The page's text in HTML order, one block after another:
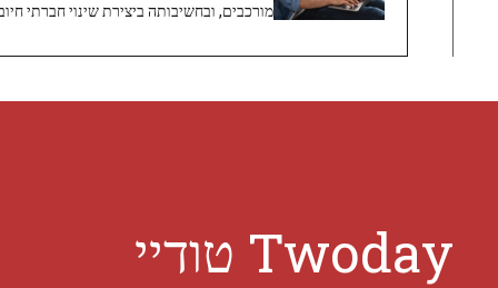
מורכבים, ובחשיבותה ביצירת שינוי חברתי
Twoday טודיי